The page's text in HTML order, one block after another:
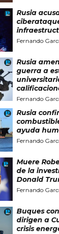
Rusia
Fernando
Rusia
guerra a
Fernando
Rusia
ayuda
Fernando
Muere
de la
Donald
Fernando
Buques
dirigen a
crisis